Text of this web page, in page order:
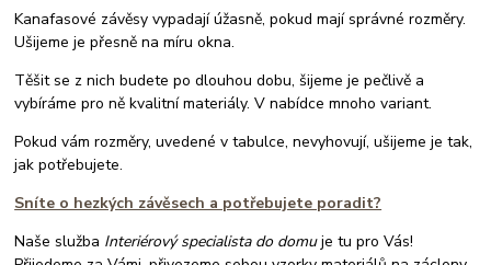
Kanafasové závěsy vypadají úžasně, pokud mají správné rozměry.
Ušijeme je přesně na míru okna.
Těšit se z nich budete po dlouhou dobu, šijeme je pečlivě a
vybíráme pro ně kvalitní materiály. V nabídce mnoho variant.
Pokud vám rozměry, uvedené v tabulce, nevyhovují, ušijeme je tak,
jak potřebujete.
Sníte o hezkých závěsech a potřebujete poradit?
Naše služba Interiérový specialista do domuje tu pro Vás!